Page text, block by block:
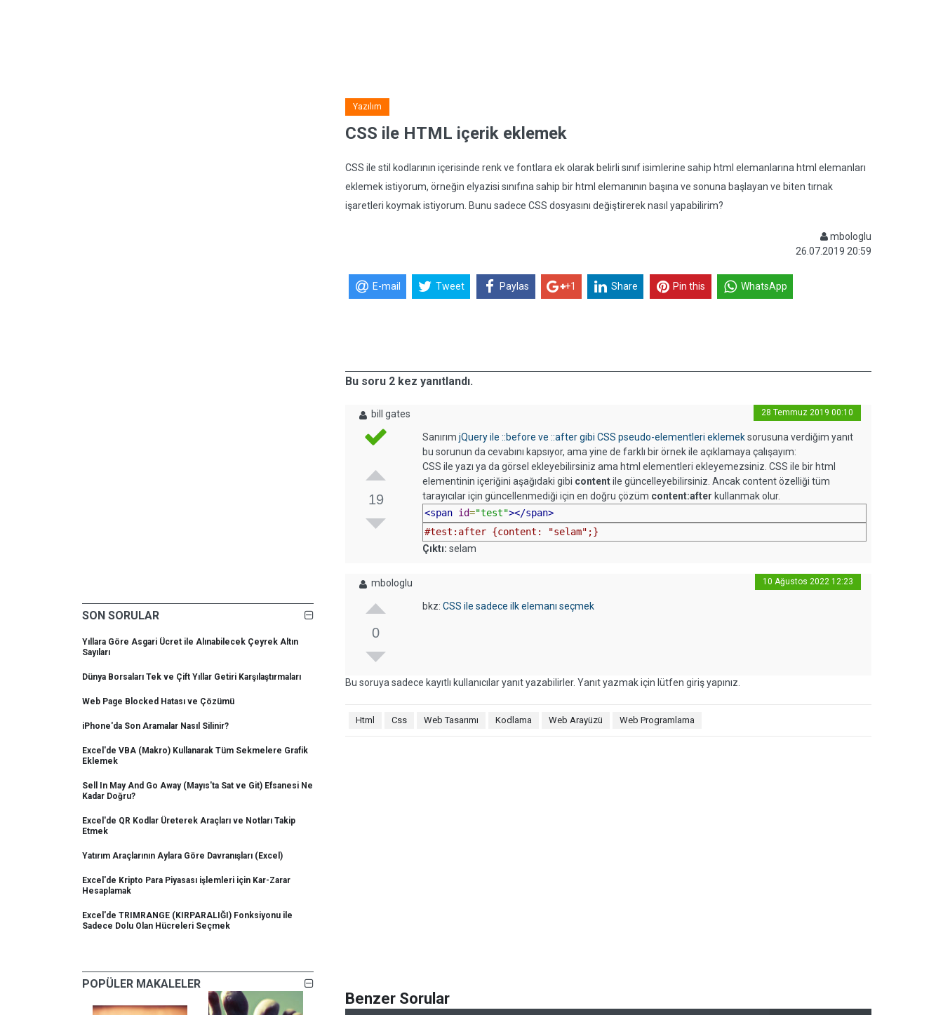
SON SORULAR
Yıllara Göre Asgari Ücret ile Alınabilecek Çeyrek Altın
Sayıları
Dünya Borsaları Tek ve Çift Yıllar Getiri Karşılaştırmaları
Web Page Blocked Hatası ve Çözümü
iPhone'da Son Aramalar Nasıl Silinir?
Excel'de VBA (Makro) Kullanarak Tüm Sekmelere Grafik
Eklemek
Sell In May And Go Away (Mayıs'ta Sat ve Git) Efsanesi Ne
Kadar Doğru?
Excel'de QR Kodlar Üreterek Araçları ve Notları Takip
Etmek
Yatırım Araçlarının Aylara Göre Davranışları (Excel)
Excel'de Kripto Para Piyasası işlemleri için Kar-Zarar
Hesaplamak
Excel'de TRIMRANGE (KIRPARALIĞI) Fonksiyonu ile
Sadece Dolu Olan Hücreleri Seçmek
POPÜLER MAKALELER
Yazılım
CSS ile HTML içerik eklemek
CSS ile stil kodlarının içerisinde renk ve fontlara ek olarak belirli sınıf isimlerine sahip html elemanlarına html elemanları
eklemek istiyorum, örneğin elyazisi sınıfına sahip bir html elemanının başına ve sonuna başlayan ve biten tırnak
işaretleri koymak istiyorum. Bunu sadece CSS dosyasını değiştirerek nasıl yapabilirim?
mbologlu
26.07.2019 20:59
E-mail Tweet Paylas +1 Share Pin this WhatsApp
Bu soru 2 kez yanıtlandı.
bill gates 28 Temmuz 2019 00:10
19
SanırımjQuery ile ::before ve ::after gibi CSS pseudo-elementleri eklemeksorusuna verdiğim yanıt
bu sorunun da cevabını kapsıyor, ama yine de farklı bir örnek ile açıklamaya çalışayım:
CSS ile yazı ya da görsel ekleyebilirsiniz ama html elementleri ekleyemezsiniz. CSS ile bir html
elementinin içeriğini aşağıdaki gibi contentile güncelleyebilirsiniz. Ancak content özelliği tüm
tarayıcılar için güncellenmediği için en doğru çözüm content:after kullanmak olur.
<span id="test"></span>
#test:after {content: "selam";}
Çıktı: selam
mbologlu 10 Ağustos 2022 12:23
0
bkz:CSS ile sadece ilk elemanı seçmek
Bu soruya sadece kayıtlı kullanıcılar yanıt yazabilirler. Yanıt yazmak için lütfen giriş yapınız.
Html Css Web Tasarımı Kodlama Web Arayüzü Web Programlama
Benzer Sorular